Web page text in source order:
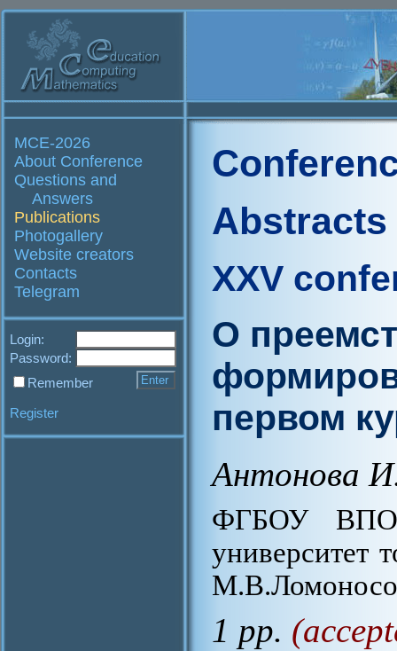
MCE-2026
About Conference
Questions and
Answers
Publications
Photogallery
Website creators
Contacts
Telegram
Login:
Password:
Remember
Register
Abstracts
XXV
О
первом
Антонова
ФГБОУ ВПО
университет
1 pp.